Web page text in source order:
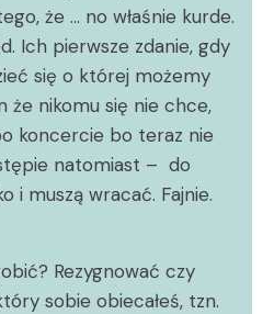
że … no właśnie kurde.
Ich pierwsze zdanie, gdy
się o której możemy
że nikomu się nie chce,
koncercie bo teraz nie
natomiast – do
i muszą wracać. Fajnie.
Rezygnować czy
sobie obiecałeś, tzn.